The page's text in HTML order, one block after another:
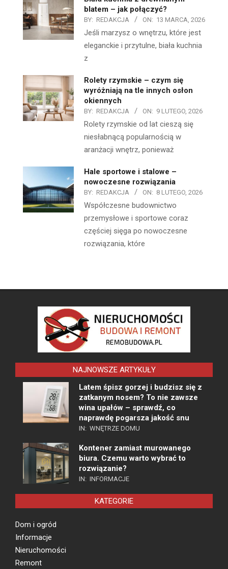
blatem – jak połączyć?
BY: REDAKCJA ON: 13 MARCA, 2026
Jeśli marzysz o wnętrzu, które jest
eleganckie i przytulne, biała kuchnia
z
Rolety rzymskie – czym się
wyróżniają na tle innych osłon
okiennych
BY: REDAKCJA ON: 9 LUTEGO, 2026
Rolety rzymskie od lat cieszą się
niesłabnącą popularnością w
aranżacji wnętrz, ponieważ
Hale sportowe i stalowe –
nowoczesne rozwiązania
BY: REDAKCJA ON: 8 LUTEGO, 2026
Współczesne budownictwo
przemysłowe i sportowe coraz
częściej sięga po nowoczesne
rozwiązania, które
NAJNOWSZE ARTYKUŁY
Latem śpisz gorzej i budzisz się z
zatkanym nosem? To nie zawsze
wina upałów – sprawdź, co
naprawdę pogarsza jakość snu
IN: WNĘTRZE DOMU
Kontener zamiast murowanego
biura. Czemu warto wybrać to
rozwiązanie?
IN: INFORMACJE
KATEGORIE
Dom i ogród
Informacje
Nieruchomości
Remont